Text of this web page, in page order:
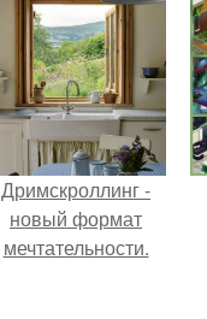
Дримскроллинг -
новый формат
мечтательности.